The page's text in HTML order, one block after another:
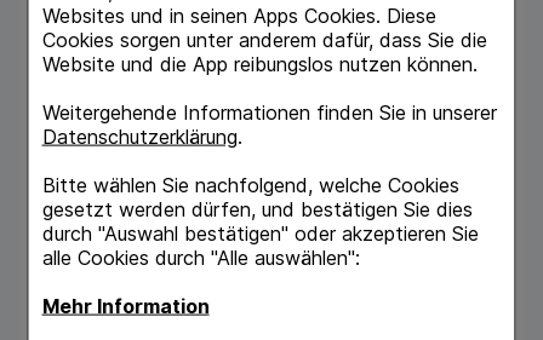
Websites und in seinen Apps Cookies. Diese
Cookies sorgen unter anderem dafür, dass Sie die
Website und die App reibungslos nutzen können.
Weitergehende Informationen finden Sie in unserer
Datenschutzerklärung.
Bitte wählen Sie nachfolgend, welche Cookies
gesetzt werden dürfen, und bestätigen Sie dies
durch "Auswahl bestätigen" oder akzeptieren Sie
alle Cookies durch "Alle auswählen":
Mehr Information
Jahren bis 2-mal täglich 3-5 Globuli velati unter
der Zunge zergehen lassen. Erwachsene und
Kinder ab 6 Jahre bis 2-mal täglich 5-10 Globuli
Dauer der Anwendung Die Behandlung einer
akuten Erkrankung sollte nach 2 Wochen
keine Besserung ein, ist ein Arzt aufzusuchen.
Die Dauer der Behandlung von chronischen
Krankheiten erfordert eine Absprache mit dem
Arzt.
Keine bekannt.